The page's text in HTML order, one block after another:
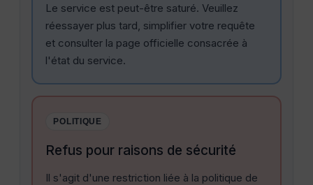
Le service est peut-être saturé. Veuillez
réessayer plus tard, simplifier votre requête
et consulter la page officielle consacrée à
l'état du service.
POLITIQUE
Refus pour raisons de sécurité
Il s'agit d'une restriction liée à la politique de